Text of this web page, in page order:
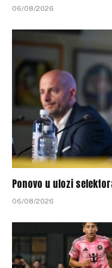
06/08/2026
Ponovo u ulozi
06/08/2026